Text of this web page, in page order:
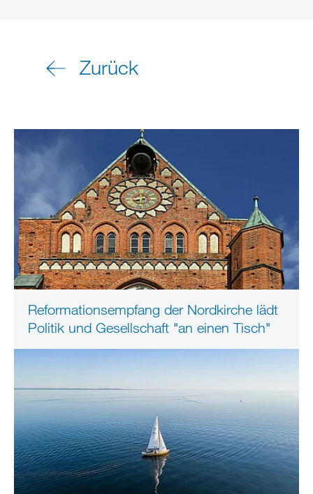
Zurück
Reformationsempfang der Nordkirche lädt
Politik und Gesellschaft "an einen Tisch"